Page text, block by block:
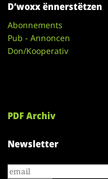
D’woxx ënnerstëtzen
Abonnements
Pub - Annoncen
Don/Kooperativ
PDF Archiv
Newsletter